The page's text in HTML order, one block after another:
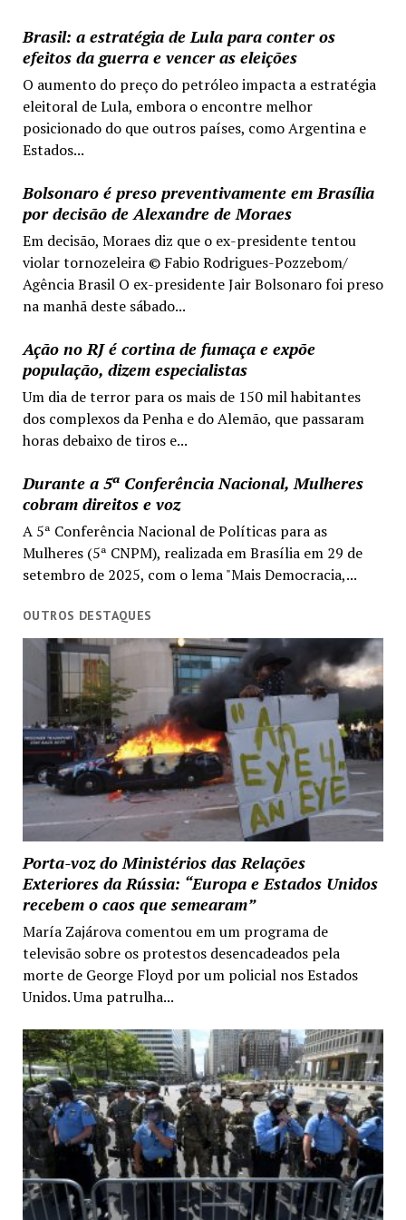
Brasil: a estratégia de Lula para conter os
efeitos da guerra e vencer as eleições
O aumento do preço do petróleo impacta a estratégia
eleitoral de Lula, embora o encontre melhor
posicionado do que outros países, como Argentina e
Estados...
Bolsonaro é preso preventivamente em Brasília
por decisão de Alexandre de Moraes
Em decisão, Moraes diz que o ex-presidente tentou
violar tornozeleira © Fabio Rodrigues-Pozzebom/
Agência Brasil O ex-presidente Jair Bolsonaro foi preso
na manhã deste sábado...
Ação no RJ é cortina de fumaça e expõe
população, dizem especialistas
Um dia de terror para os mais de 150 mil habitantes
dos complexos da Penha e do Alemão, que passaram
horas debaixo de tiros e...
Durante a 5ª Conferência Nacional, Mulheres
cobram direitos e voz
A 5ª Conferência Nacional de Políticas para as
Mulheres (5ª CNPM), realizada em Brasília em 29 de
setembro de 2025, com o lema "Mais Democracia,...
OUTROS DESTAQUES
Porta-voz do Ministérios das Relações
Exteriores da Rússia: “Europa e Estados Unidos
recebem o caos que semearam”
María Zajárova comentou em um programa de
televisão sobre os protestos desencadeados pela
morte de George Floyd por um policial nos Estados
Unidos. Uma patrulha...